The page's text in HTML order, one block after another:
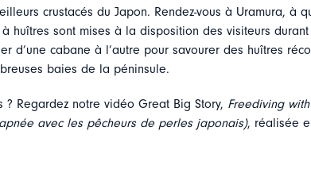
crustacés du Japon. Rendez-vous à Uramura, à
huîtres sont mises à la disposition des visiteurs
d’une cabane à l’autre pour savourer des huîtres
baies de la péninsule.
? Regardez notre vidéo Great Big Story, Freediving with
avec les pêcheurs de perles japonais), réalisée